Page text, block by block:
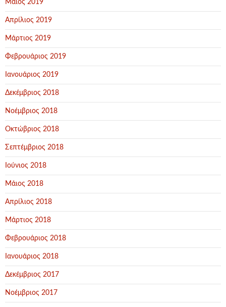
Μάιος 2019
Απρίλιος 2019
Μάρτιος 2019
Φεβρουάριος 2019
Ιανουάριος 2019
Δεκέμβριος 2018
Νοέμβριος 2018
Οκτώβριος 2018
Σεπτέμβριος 2018
Ιούνιος 2018
Μάιος 2018
Απρίλιος 2018
Μάρτιος 2018
Φεβρουάριος 2018
Ιανουάριος 2018
Δεκέμβριος 2017
Νοέμβριος 2017